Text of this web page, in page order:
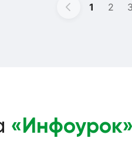
Эксперт ЕГЭ по русскому
1 2 3
«Инфоурок»